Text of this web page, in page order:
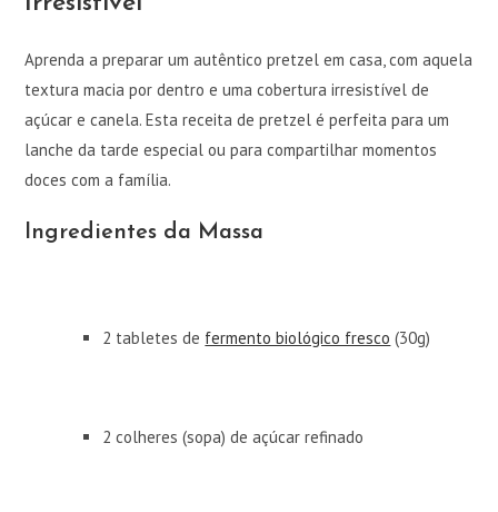
Aprenda a preparar um autêntico pretzel em casa, com aquela
textura macia por dentro e uma cobertura irresistível de
açúcar e canela. Esta receita de pretzel é perfeita para um
lanche da tarde especial ou para compartilhar momentos
doces com a família.
Ingredientes da Massa
2 tabletes de fermento biológico fresco (30g)
2 colheres (sopa) de açúcar refinado